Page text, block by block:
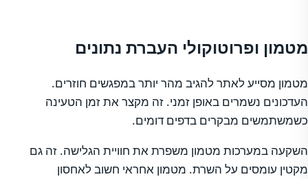
מטמון ופרוטוקולי העברת נתונים
מטמון מסייע לאתר להגיב מהר יותר במפגשים חוזרים.
העדכונים נשמרים באופן זמני. זה מקצר את זמן הטעינה
כשמשתמשים מבקרים בדפים דומים.
השקעה במערכות מטמון משפרת את חוויית הגלישה. זה גם
מקטין עומסים על השרת. מטמון אחראי חשוב לאחסון